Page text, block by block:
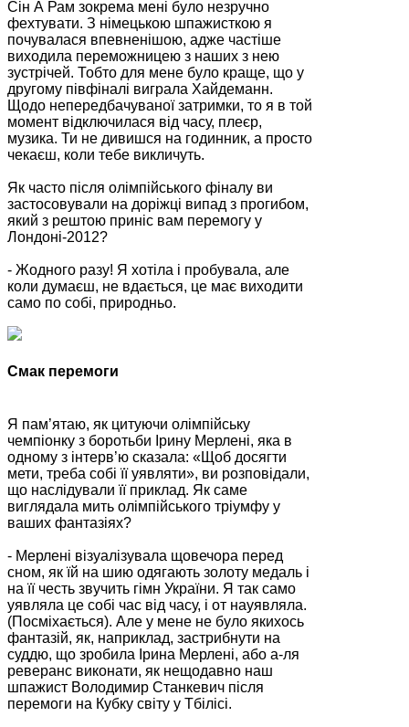
Сін А Рам зокрема мені було незручно
фехтувати. З німецькою шпажисткою я
почувалася впевненішою, адже частіше
виходила переможницею з наших з нею
зустрічей. Тобто для мене було краще, що у
другому півфіналі виграла Хайдеманн.
Щодо непередбачуваної затримки, то я в той
момент відключилася від часу, плеєр,
музика. Ти не дивишся на годинник, а просто
чекаєш, коли тебе викличуть.
Як часто після олімпійського фіналу ви
застосовували на доріжці випад з прогибом,
який з рештою приніс вам перемогу у
Лондоні-2012?
- Жодного разу! Я хотіла і пробувала, але
коли думаєш, не вдається, це має виходити
само по собі, природньо.
Смак перемоги
Я пам’ятаю, як цитуючи олімпійську
чемпіонку з боротьби Ірину Мерлені, яка в
одному з інтерв’ю сказала: «Щоб досягти
мети, треба собі її уявляти», ви розповідали,
що наслідували її приклад. Як саме
виглядала мить олімпійського тріумфу у
ваших фантазіях?
- Мерлені візуалізувала щовечора перед
сном, як їй на шию одягають золоту медаль і
на її честь звучить гімн України. Я так само
уявляла це собі час від часу, і от науявляла.
(Посміхається). Але у мене не було якихось
фантазій, як, наприклад, застрибнути на
суддю, що зробила Ірина Мерлені, або а-ля
реверанс виконати, як нещодавно наш
шпажист Володимир Станкевич після
перемоги на Кубку світу у Тбілісі.